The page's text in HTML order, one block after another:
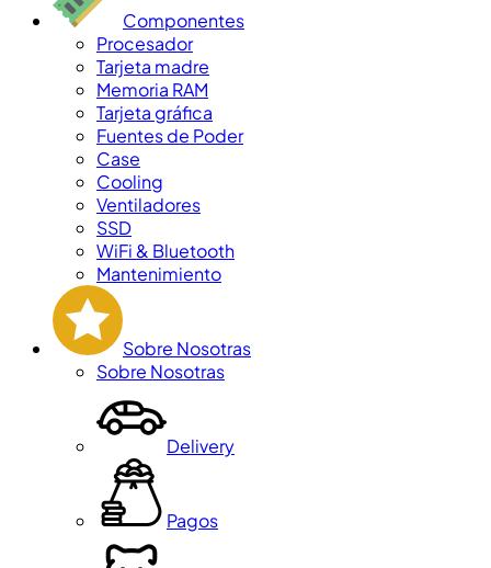
Componentes
Procesador
Tarjeta madre
Memoria RAM
Tarjeta gráfica
Fuentes de Poder
Case
Cooling
Ventiladores
SSD
WiFi & Bluetooth
Mantenimiento
Sobre Nosotras
Sobre Nosotras
Delivery
Pagos